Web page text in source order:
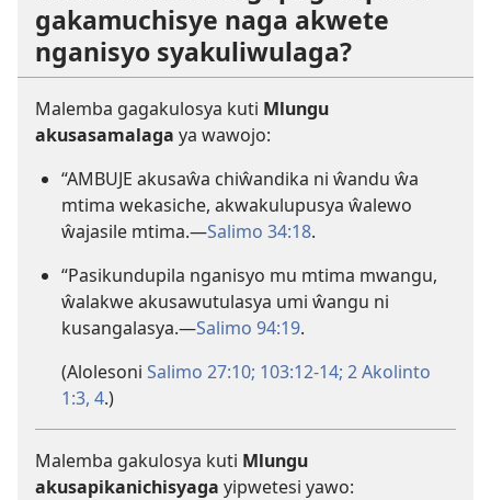
gakamuchisye naga akwete
nganisyo syakuliwulaga?
Malemba gagakulosya kuti Mlungu
akusasamalaga ya wawojo:
“AMBUJE akusaŵa chiŵandika ni ŵandu ŵa
mtima wekasiche, akwakulupusya ŵalewo
ŵajasile mtima.—Salimo 34:18.
“Pasikundupila nganisyo mu mtima mwangu,
ŵalakwe akusawutulasya umi ŵangu ni
kusangalasya.—Salimo 94:19.
(Alolesoni Salimo 27:10; 103:12-14; 2 Akolinto
1:3, 4.)
Malemba gakulosya kuti Mlungu
akusapikanichisyaga yipwetesi yawo: